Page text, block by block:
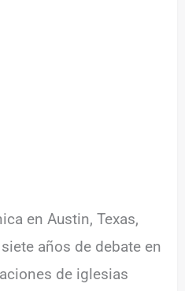
en Austin, Texas,
años de debate en
de iglesias